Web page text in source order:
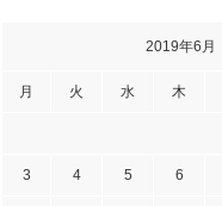
2019年6月
月 火 水 木
3 4 5 6